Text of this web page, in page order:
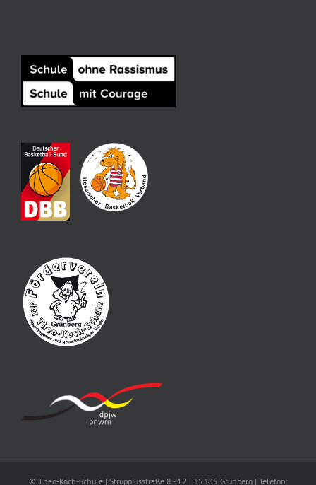
© Theo-Koch-Schule | Struppiusstraße 8 - 12 | 35305 Grünberg | Telefon: